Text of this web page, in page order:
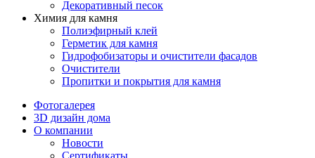
Декоративный песок
Химия для камня
Полиэфирный клей
Герметик для камня
Гидрофобизаторы и очистители фасадов
Очистители
Пропитки и покрытия для камня
Фотогалерея
3D дизайн дома
О компании
Новости
Сертификаты